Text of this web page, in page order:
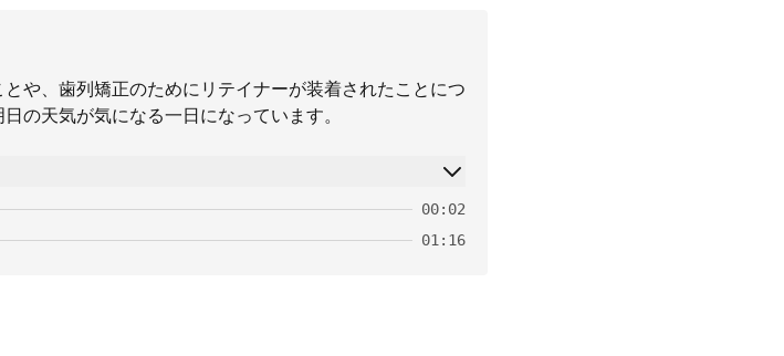
や、歯列矯正のためにリテイナーが装着されたことにつ
の天気が気になる一日になっています。
00:02
01:16